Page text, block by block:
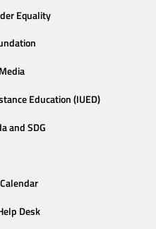
Equality
Education (IUED)
and SDG
Desk